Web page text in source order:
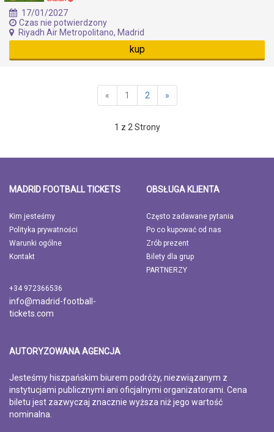
17/01/2027
Czas nie potwierdzony
Riyadh Air Metropolitano, Madrid
kup
« 1 2 »
1 z 2 Strony
MADRID FOOTBALL TICKETS
Kim jesteśmy
Polityka prywatności
Warunki ogólne
Kontakt
+34 972366536
info@madrid-football-
tickets.com
OBSŁUGA KLIENTA
Często zadawane pytania
Po co kupować od nas
Zrób prezent
Bilety dla grup
PARTNERZY
AUTORYZOWANA AGENCJA
Jesteśmy hiszpańskim biurem podróży, niezwiązanym z
instytucjami publicznymi ani oficjalnymi organizatorami. Cena
biletu jest zazwyczaj znacznie wyższa niż jego wartość
nominalna.